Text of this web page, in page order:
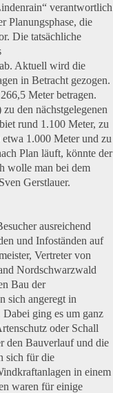
verantwortlich
Planungsphase, die
Die tatsächliche
Aktuell wird die
in Betracht gezogen.
Meter betragen.
den nächstgelegenen
rund 1.100 Meter, zu
1.000 Meter und zu
Plan läuft, könnte der
wolle man bei dem
Gerstlauer.
ausreichend
und Infoständen auf
Vertreter von
Nordschwarzwald
Bau der
sich angeregt in
ging es um ganz
oder Schall
den Bauverlauf und die
sich für die
in einem
waren für einige